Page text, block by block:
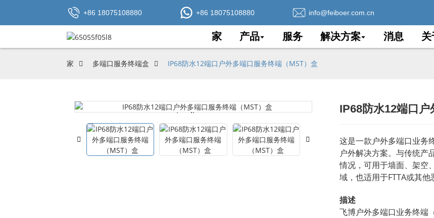
+86 18075108880 +86 18075108880 info@feiboer.com.cn
家 产品 服务 解决方案 消息 关
家 多端口服务终端盒 IP68防水12端口户外多端口服务终端（MST）盒
Loading...
Loading... IP68防水12端口
这是一款户外多端口业务
户外解决方案。与传统产
情况，可用于墙面、架空
域，也适用于FTTA或其他
描述
飞博户外多端口业务终端